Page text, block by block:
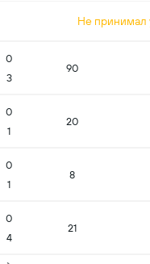
Не принимал
0
3
90
0
1
20
0
1
8
0
4
21